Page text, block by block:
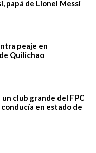
papá de Lionel Messi
peaje en
Quilichao
club grande del FPC
en estado de